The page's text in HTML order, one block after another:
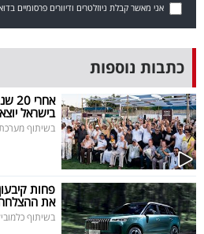
תרבות
ופנאי
תיירות
TOP-
5
המילון
הכלכלי
אני מאשר קבלת ניוזלטרים ודיוורים פרסומיים
כתבות נוספות
בישראל
בשיתוף
פחות
את
בשיתוף